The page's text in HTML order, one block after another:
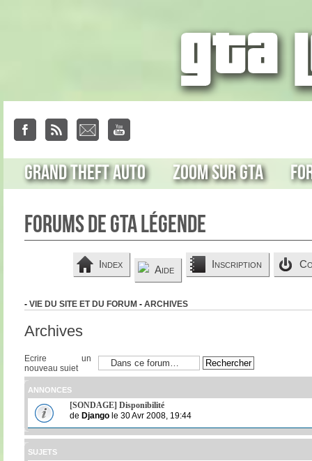
Grand Theft Auto Zoom sur GTA
Forums de GTA Légende
Index Aide Inscription
- VIE DU SITE ET DU FORUM - ARCHIVES
Archives
Ecrire un
nouveau sujet
ANNONCES
[SONDAGE] Disponibilité
de Djangole 30 Avr 2008, 19:44
SUJETS